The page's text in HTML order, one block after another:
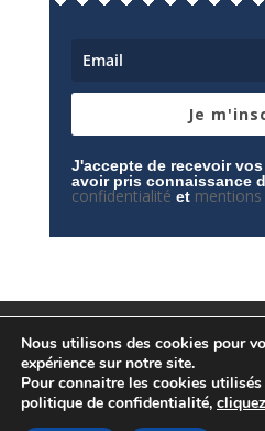
Je
J'accepte de recevoir
avoir pris connaissance
confidentialité et mentions
Espace privé
Nous utilisons des cookies pour
expérience sur notre site.
Pour connaitre les cookies
politique de confidentialité,